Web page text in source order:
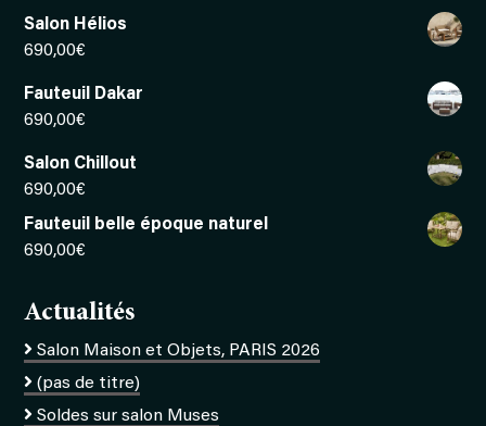
Salon Hélios
690,00€
Fauteuil Dakar
690,00€
Salon Chillout
690,00€
Fauteuil belle époque naturel
690,00€
Actualités
Salon Maison et Objets, PARIS 2026
(pas de titre)
Soldes sur salon Muses